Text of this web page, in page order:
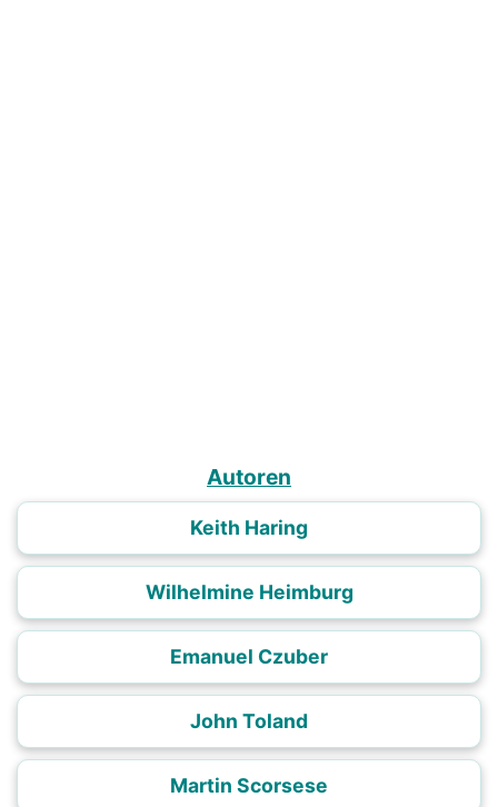
Autoren
Keith Haring
Wilhelmine Heimburg
Emanuel Czuber
John Toland
Martin Scorsese